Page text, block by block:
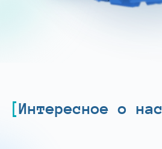
Интересное о нас